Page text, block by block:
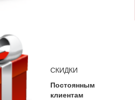
СКИДКИ
Постоянным
клиентам